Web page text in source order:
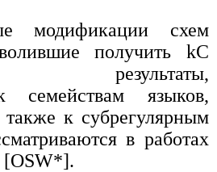
модификации схем
получить kC
результаты,
семействам языков,
к субрегулярным
в работах